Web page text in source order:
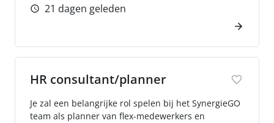
21 dagen geleden
HR consultant/planner
Je zal een belangrijke rol spelen bij het SynergieGO
team als planner van flex-medewerkers en